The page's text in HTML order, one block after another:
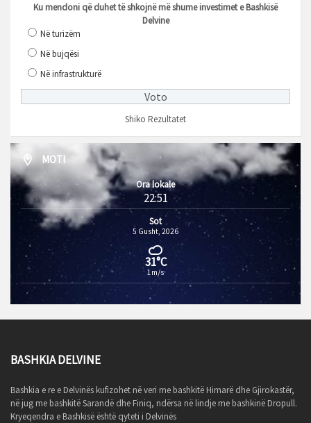
Ku mendoni që duhet të shkojnë më shume investimet e Bashkisë
Delvine
Në turizëm
Në bujqësi
Në infrastrukturë
Shiko Rezultatet
MOTI
Ora lokale
22:51
Sot
5 Gusht, 2026
31°C
1m/s
BASHKIA DELVINE
Bashkia e re e Delvinës kufizohet në veri me bashkitë Himarë dhe Gjirokastër,
në jug me bashkitë Sarandë dhe Finiq, ndërsa në lindje me bashkinë Dropull.
Kryeqendra e Bashkisë është qyteti i Delvinës